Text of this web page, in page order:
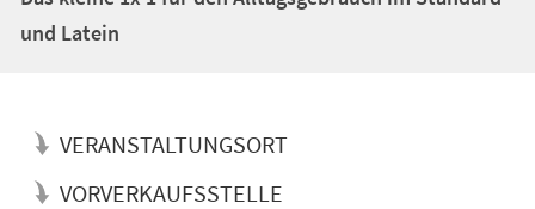
und Latein
VERANSTALTUNGSORT
VORVERKAUFSSTELLE